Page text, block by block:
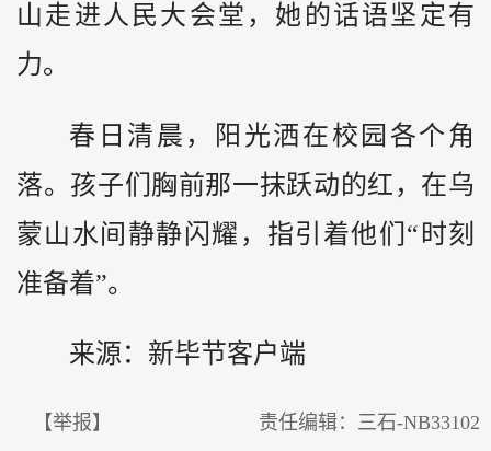
山走进人民大会堂，她的话语坚定有
力。
春日清晨，阳光洒在校园各个角
落。孩子们胸前那一抹跃动的红，在乌
蒙山水间静静闪耀，指引着他们“时刻
准备着”。
来源：新毕节客户端
【举报】 责任编辑：三石-NB33102